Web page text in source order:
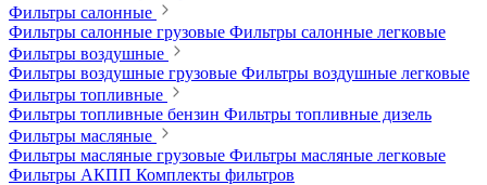
Фильтры салонные
Фильтры салонные грузовые Фильтры салонные легковые
Фильтры воздушные
Фильтры воздушные грузовые Фильтры воздушные легковые
Фильтры топливные
Фильтры топливные бензин Фильтры топливные дизель
Фильтры масляные
Фильтры масляные грузовые Фильтры масляные легковые
Фильтры АКПП Комплекты фильтров